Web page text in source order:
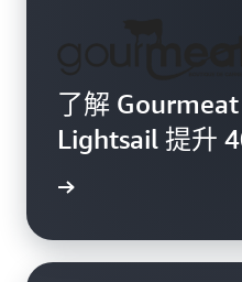
了解
Lightsail 提升